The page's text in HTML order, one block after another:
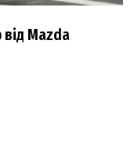
від Mazda